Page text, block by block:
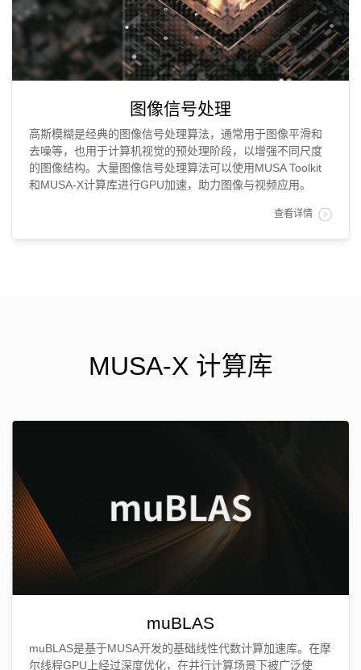
图像信号处理
高斯模糊是经典的图像信号处理算法，通常用于图像平滑和
去噪等，也用于计算机视觉的预处理阶段，以增强不同尺度
的图像结构。大量图像信号处理算法可以使用MUSA Toolkit
和MUSA-X计算库进行GPU加速，助力图像与视频应用。
查看详情
MUSA-X 计算库
muBLAS
muBLAS是基于MUSA开发的基础线性代数计算加速库。在摩
尔线程GPU上经过深度优化，在并行计算场景下被广泛使